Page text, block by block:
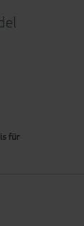
für